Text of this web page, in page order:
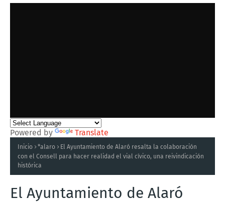
Powered by Translate
Inicio *alaro
El Ayuntamiento de Alaró resalta la colaboración
con el Consell para hacer realidad el vial cívico, una reivindicación
histórica
El Ayuntamiento de Alaró